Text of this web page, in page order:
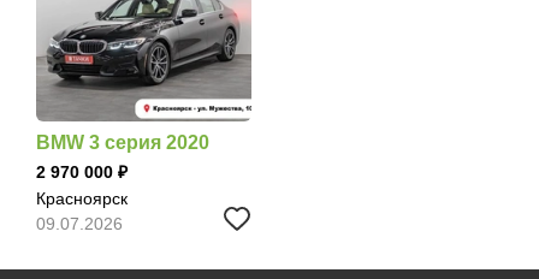
BMW 3 серия 2020
2 970 000
Красноярск
09.07.2026